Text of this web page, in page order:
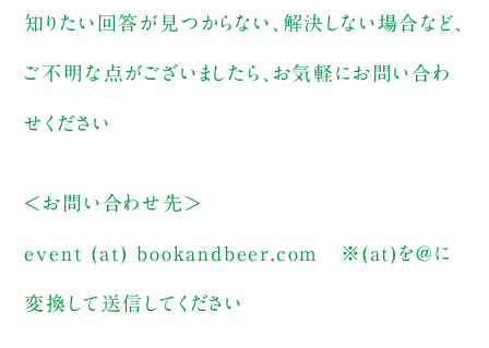
知りたい回答が見つからない、解決しない場合など、
ご不明な点がございましたら、お気軽にお問い合わ
せください
＜お問い合わせ先＞
event (at) bookandbeer.com ※(at)を@に
変換して送信してください